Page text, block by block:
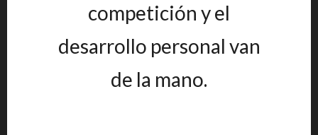
competición y el
desarrollo personal van
de la mano.